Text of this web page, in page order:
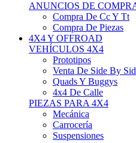
Compra De Piezas
4X4 Y OFFROAD
VEHÍCULOS 4X4
Prototipos
Venta De Side By Side
Quads Y Buggys
4x4 De Calle
PIEZAS PARA 4X4
Mecánica
Carrocería
Suspensiones
Llantas